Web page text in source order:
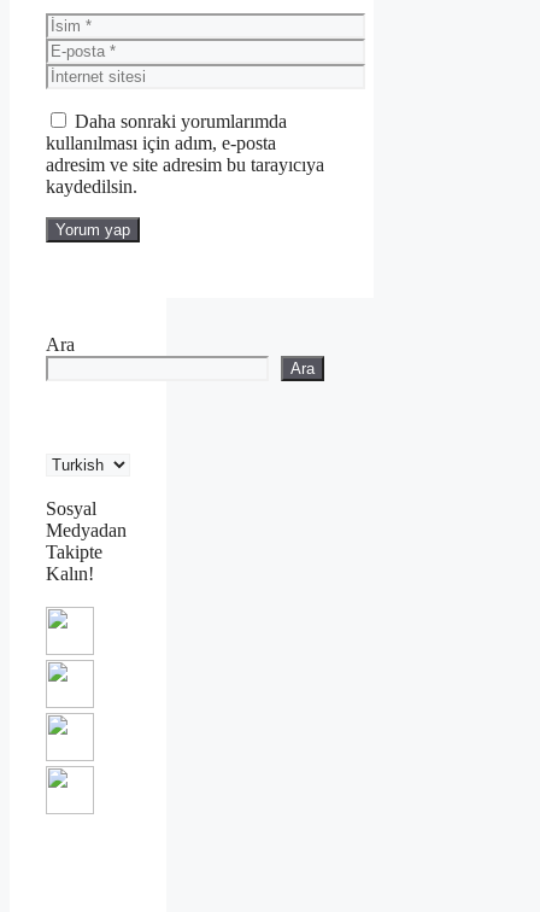
İsim
E-
posta
İnternet
sitesi
Daha sonraki yorumlarımda
kullanılması için adım, e-posta
adresim ve site adresim bu tarayıcıya
kaydedilsin.
Ara
Ara
Sosyal
Medyadan
Takipte
Kalın!